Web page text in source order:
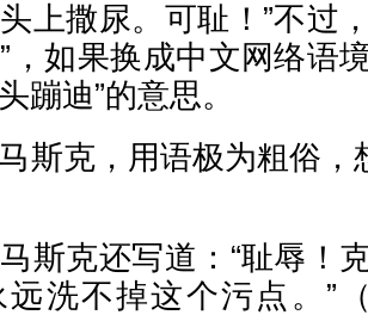
上撒尿。可耻！”不过
，如果换成中文网络语
蹦迪”的意思。
斯克，用语极为粗俗，
斯克还写道：“耻辱！
洗不掉这个污点。”